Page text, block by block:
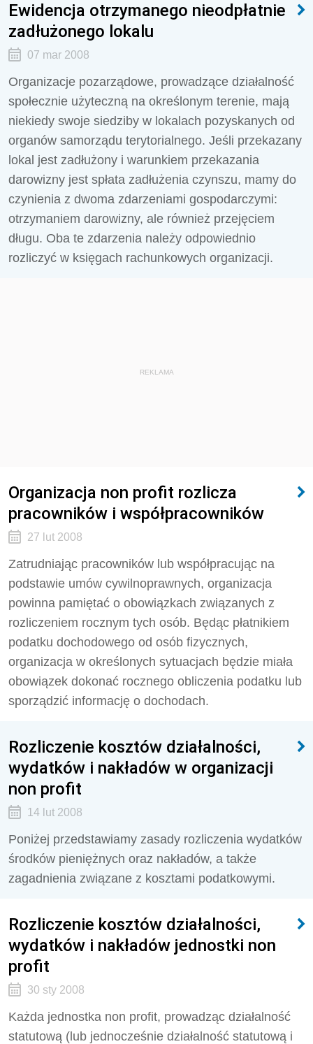
Ewidencja otrzymanego nieodpłatnie
zadłużonego lokalu
07 mar 2008
Organizacje pozarządowe, prowadzące działalność
społecznie użyteczną na określonym terenie, mają
niekiedy swoje siedziby w lokalach pozyskanych od
organów samorządu terytorialnego. Jeśli przekazany
lokal jest zadłużony i warunkiem przekazania
darowizny jest spłata zadłużenia czynszu, mamy do
czynienia z dwoma zdarzeniami gospodarczymi:
otrzymaniem darowizny, ale również przejęciem
długu. Oba te zdarzenia należy odpowiednio
rozliczyć w księgach rachunkowych organizacji.
REKLAMA
Organizacja non profit rozlicza
pracowników i współpracowników
27 lut 2008
Zatrudniając pracowników lub współpracując na
podstawie umów cywilnoprawnych, organizacja
powinna pamiętać o obowiązkach związanych z
rozliczeniem rocznym tych osób. Będąc płatnikiem
podatku dochodowego od osób fizycznych,
organizacja w określonych sytuacjach będzie miała
obowiązek dokonać rocznego obliczenia podatku lub
sporządzić informację o dochodach.
Rozliczenie kosztów działalności,
wydatków i nakładów w organizacji
non profit
14 lut 2008
Poniżej przedstawiamy zasady rozliczenia wydatków
środków pieniężnych oraz nakładów, a także
zagadnienia związane z kosztami podatkowymi.
Rozliczenie kosztów działalności,
wydatków i nakładów jednostki non
profit
30 sty 2008
Każda jednostka non profit, prowadząc działalność
statutową (lub jednocześnie działalność statutową i